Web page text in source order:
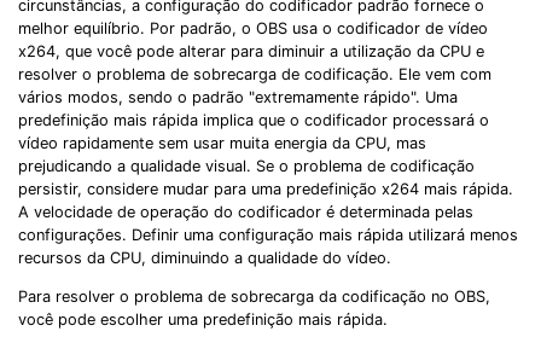
circunstâncias, a configuração do codificador padrão fornece o
melhor equilíbrio. Por padrão, o OBS usa o codificador de vídeo
x264, que você pode alterar para diminuir a utilização da CPU e
resolver o problema de sobrecarga de codificação. Ele vem com
vários modos, sendo o padrão "extremamente rápido". Uma
predefinição mais rápida implica que o codificador processará o
vídeo rapidamente sem usar muita energia da CPU, mas
prejudicando a qualidade visual. Se o problema de codificação
persistir, considere mudar para uma predefinição x264 mais rápida.
A velocidade de operação do codificador é determinada pelas
configurações. Definir uma configuração mais rápida utilizará menos
recursos da CPU, diminuindo a qualidade do vídeo.
Para resolver o problema de sobrecarga da codificação no OBS,
você pode escolher uma predefinição mais rápida.